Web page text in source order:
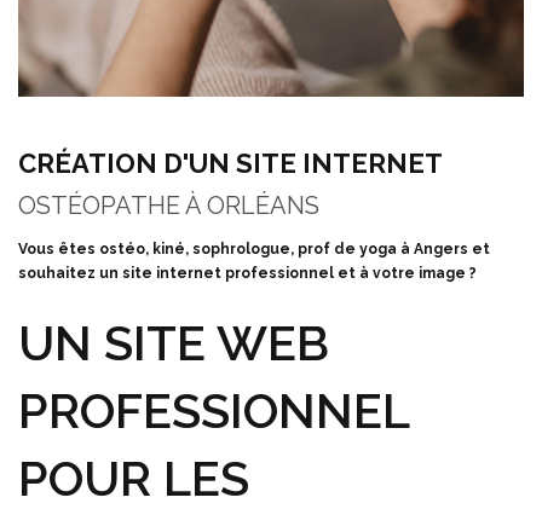
CRÉATION D'UN SITE INTERNET
OSTÉOPATHE À ORLÉANS
Vous êtes ostéo, kiné, sophrologue, prof de yoga à Angers et
souhaitez un site internet professionnel et à votre image ?
UN SITE WEB
PROFESSIONNEL
POUR LES